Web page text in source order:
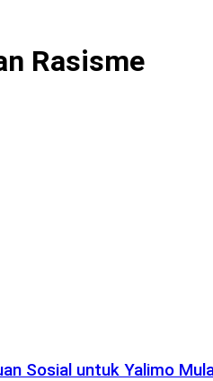
Rasisme
Sosial untuk Yalimo